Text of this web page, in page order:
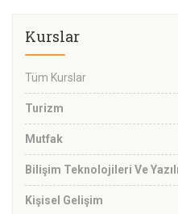
Kurslar
Tüm Kurslar
Turizm
Mutfak
Bilişim Teknolojileri Ve
Kişisel Gelişim